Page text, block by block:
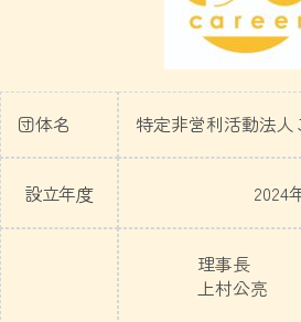
団体名 特定非営利活動法
設立年度 2024
理事長
上村公亮